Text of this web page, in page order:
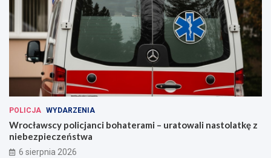
POLICJA WYDARZENIA
Wrocławscy policjanci bohaterami – uratowali nastolatkę z
niebezpieczeństwa
6 sierpnia 2026